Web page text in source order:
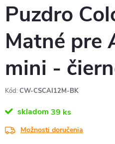
Puzdro
Matné pre
mini -
Kód: CW-CSCAI12M-BK
skladom 39 ks
Možnosti doručenia